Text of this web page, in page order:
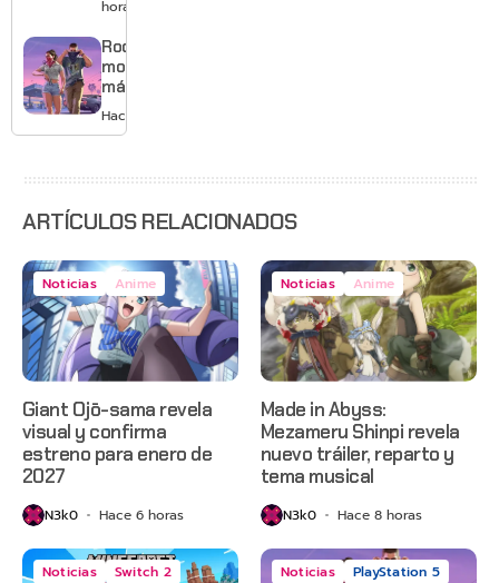
y mucho
Mario
horas
Rockstar
mostrará
más de
GTA 6 en
agosto
Hace 1 día
ARTÍCULOS RELACIONADOS
Noticias Anime
Giant Ojō-sama revela
visual y confirma
estreno para enero de
2027
N3k0 Hace 6 horas
Noticias Anime
Made in Abyss:
Mezameru Shinpi revela
nuevo tráiler, reparto y
tema musical
N3k0 Hace 8 horas
Noticias Switch 2 Noticias
PlayStation 5